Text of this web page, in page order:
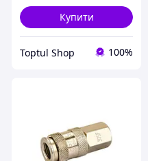
Купити
Toptul Shop 100%